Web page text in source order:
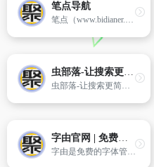
笔点导航
笔点（www.bidianer.com）是一个简洁的网址导航网站。你可以自定义上网常用网址、自定义你需要的工具模块。你还可以发现、收集、分享，Web开发、设计工作中的优质资源、干货。
虫部落-让搜索更简单！
虫部落-让搜索更简单！
字由官网 | 免费字体工具，5000+精选字体授权商用
字由是免费的字体管理工具，为您提供900+字体免费商用，支持在PS、AI、ID、XD、Figma、Sketch、CDR等设计软件中一键应用字体，提供AI识字、字体特效等实用功能，为您的设计提质加速，超百万设计师正在使用字由